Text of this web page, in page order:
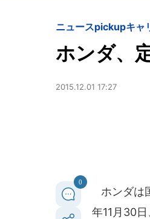
ニュースpickupキャ
ホンダ、
2015.12.01 17:27
0
ホンダは
年11月30